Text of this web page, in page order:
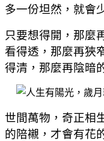
多一份坦然，就會
只要想得開，那麼
看得透，那麼再狹
得清，那麼再陰暗
世間萬物，奇正相
的陪襯，才會有花